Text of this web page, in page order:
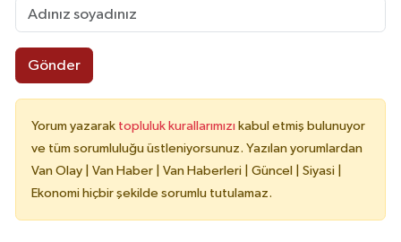
Gönder
Yorum yazarak topluluk kurallarımızı kabul etmiş bulunuyor
ve tüm sorumluluğu üstleniyorsunuz. Yazılan yorumlardan
Van Olay | Van Haber | Van Haberleri | Güncel | Siyasi |
Ekonomi hiçbir şekilde sorumlu tutulamaz.